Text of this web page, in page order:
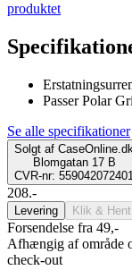
produktet
Passer Polar
Se alle specifikationer
Solgt af CaseOnline.dk
Blomgatan 17 B
CVR-nr: 559042072401
208.-
Levering Klik & Hent
Forsendelse fra 49,-
Afhængig af område
check-out